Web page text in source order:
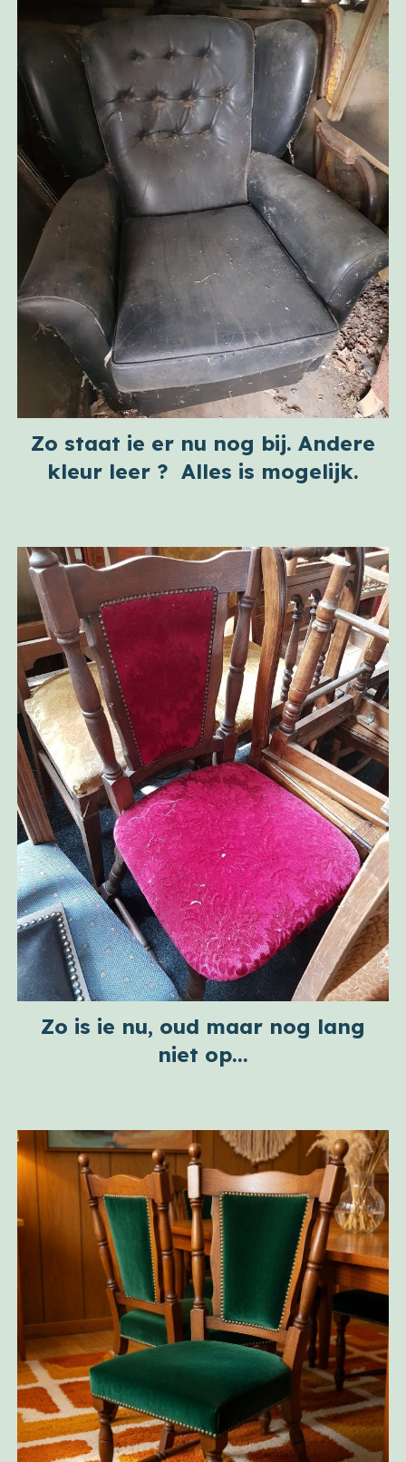
Zo staat ie er nu nog bij. Andere
kleur leer ? Alles is mogelijk.
Zo is ie nu, oud maar nog lang
niet op...